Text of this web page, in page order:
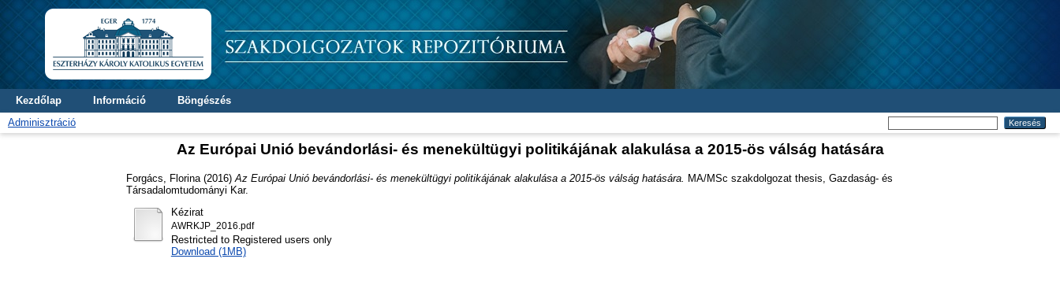
Kezdőlap Információ
Böngészés
Adminisztráció
Az Európai Unió bevándorlási- és menekültügyi politikájának alakulása a 2015-ös válság hatására
Forgács, Florina (2016) Az Európai Unió bevándorlási- és menekültügyi politikájának alakulása a 2015-ös válság hatására.
MA/MSc szakdolgozat thesis, Gazdaság- és
Társadalomtudományi Kar.
Kézirat
AWRKJP_2016.pdf
Restricted to Registered users only
Download (1MB)